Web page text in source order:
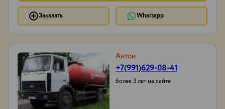
Заказать Whatsapp
Антон
+7(991)629-08-41
более 3 лет на сайте